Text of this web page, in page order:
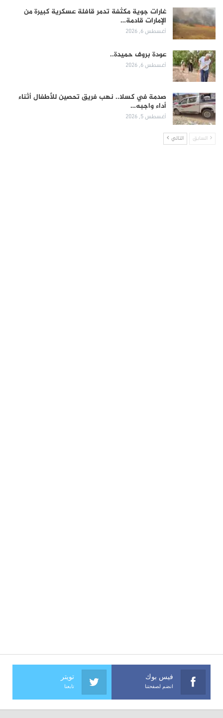
غارات جوية مكثفة تدمر قافلة عسكرية كبيرة من
الإمارات قادمة…
أغسطس 6, 2026
عودة بروف حميدة..
أغسطس 6, 2026
صدمة في كسلا.. نهب فريق تحصين للأطفال أثناء
أداء واجبه…
أغسطس 5, 2026
السابق التالي
فيس بوك
انضم لصفحتنا
تويتر
تابعنا